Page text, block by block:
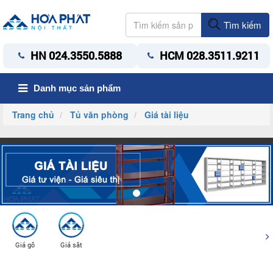
Tìm kiếm
HN 024.3550.5888 HCM 028.3511.9211
Danh mục sản phẩm
Trang chủ Tủ văn phòng Giá tài liệu
Giá gỗ Giá sắt